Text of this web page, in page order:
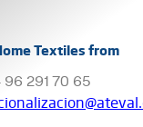
Textiles from
96 291 70 65